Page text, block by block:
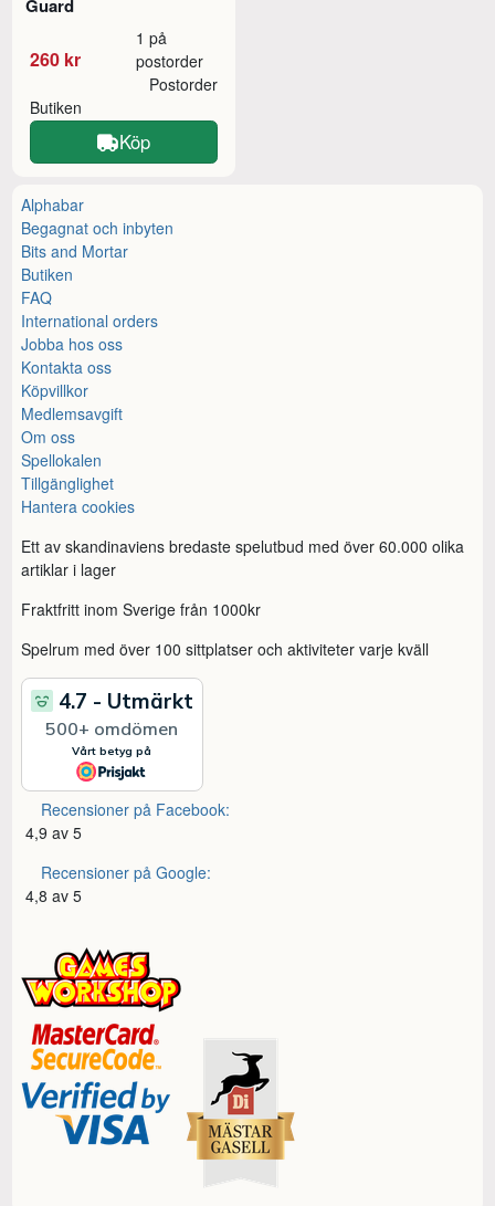
Guard
260 kr
1 på
postorder
Butiken
Postorder
Köp
Alphabar
Begagnat och inbyten
Bits and Mortar
Butiken
FAQ
International orders
Jobba hos oss
Kontakta oss
Köpvillkor
Medlemsavgift
Om oss
Spellokalen
Tillgänglighet
Hantera cookies
Ett av skandinaviens bredaste spelutbud med över 60.000 olika
artiklar i lager
Fraktfritt inom Sverige från 1000kr
Spelrum med över 100 sittplatser och aktiviteter varje kväll
Recensioner på Facebook:
4,9 av 5
Recensioner på Google:
4,8 av 5